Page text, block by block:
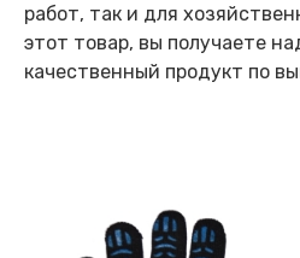
работ, так и для
этот товар, вы получаете
качественный продукт по